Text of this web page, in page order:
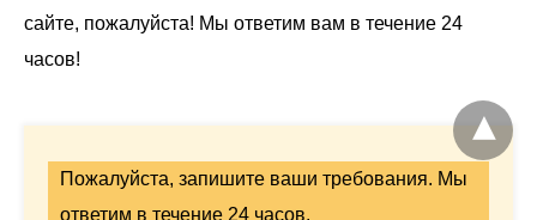
сайте, пожалуйста! Мы ответим вам в течение 24
часов!
Пожалуйста, запишите ваши требования. Мы
ответим в течение 24 часов.